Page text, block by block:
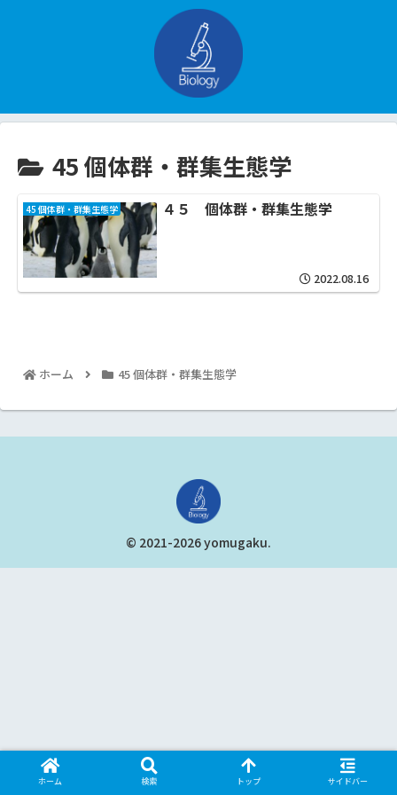
45 個体群・群集生態学
45 個体群・群集生態学 ４５ 個体群・群集生態学
2022.08.16
ホーム 45 個体群・群集生態学
© 2021-2026 yomugaku.
ホーム 検索 トップ サイドバー